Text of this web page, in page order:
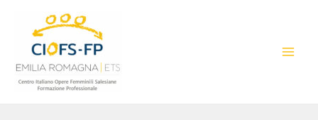
contenuto